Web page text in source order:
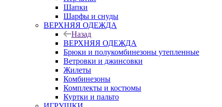
Шапки
Шарфы и снуды
ВЕРХНЯЯ ОДЕЖДА
Назад
ВЕРХНЯЯ ОДЕЖДА
Брюки и полукомбинезоны утепленные
Ветровки и джинсовки
Жилеты
Комбинезоны
Комплекты и костюмы
Куртки и пальто